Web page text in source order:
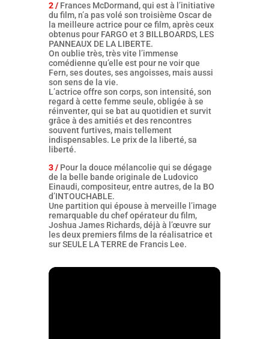
2 / Frances McDormand, qui est à l’initiative
du film, n’a pas volé son troisième Oscar de
la meilleure actrice pour ce film, après ceux
obtenus pour FARGO et 3 BILLBOARDS, LES
PANNEAUX DE LA LIBERTE.
On oublie très, très vite l’immense
comédienne qu’elle est pour ne voir que
Fern, ses doutes, ses angoisses, mais aussi
son sens de la vie.
L’actrice offre son corps, son intensité, son
regard à cette femme seule, obligée à se
réinventer, qui se bat au quotidien et survit
grâce à des amitiés et des rencontres
souvent furtives, mais tellement
indispensables. Le prix de la liberté, sa
liberté.
3 /Pour la douce mélancolie qui se dégage
de la belle bande originale de Ludovico
Einaudi, compositeur, entre autres, de la BO
d’INTOUCHABLE.
Une partition qui épouse à merveille l’image
remarquable du chef opérateur du film,
Joshua James Richards, déjà à l’œuvre sur
les deux premiers films de la réalisatrice et
sur SEULE LA TERRE de Francis Lee.